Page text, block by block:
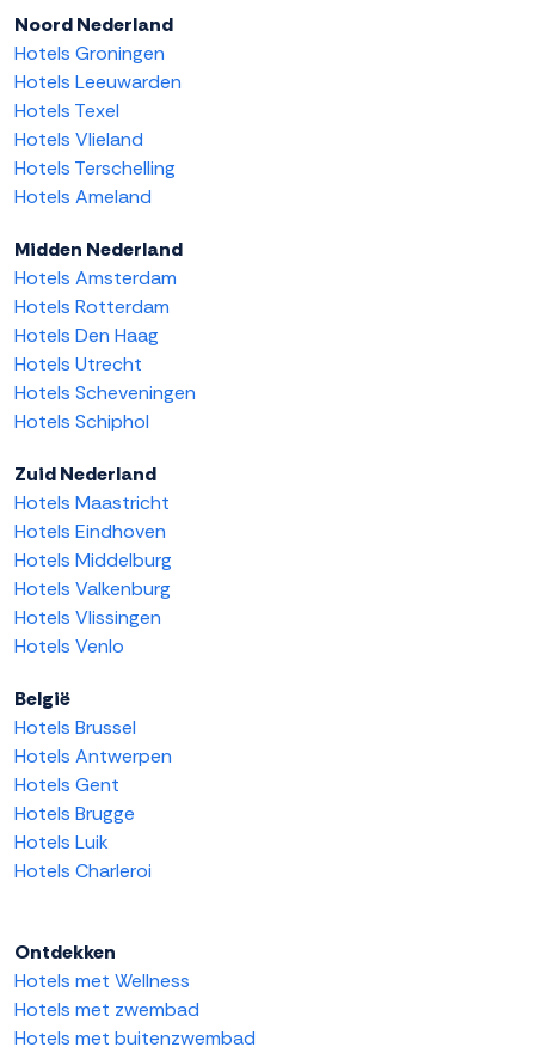
Noord Nederland
Hotels Groningen
Hotels Leeuwarden
Hotels Texel
Hotels Vlieland
Hotels Terschelling
Hotels Ameland
Midden Nederland
Hotels Amsterdam
Hotels Rotterdam
Hotels Den Haag
Hotels Utrecht
Hotels Scheveningen
Hotels Schiphol
Zuid Nederland
Hotels Maastricht
Hotels Eindhoven
Hotels Middelburg
Hotels Valkenburg
Hotels Vlissingen
Hotels Venlo
België
Hotels Brussel
Hotels Antwerpen
Hotels Gent
Hotels Brugge
Hotels Luik
Hotels Charleroi
Ontdekken
Hotels met Wellness
Hotels met zwembad
Hotels met buitenzwembad